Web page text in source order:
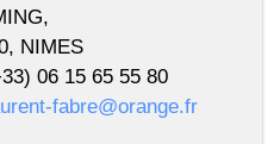
NIMES
06 15 65 55 80
fabre@orange.fr